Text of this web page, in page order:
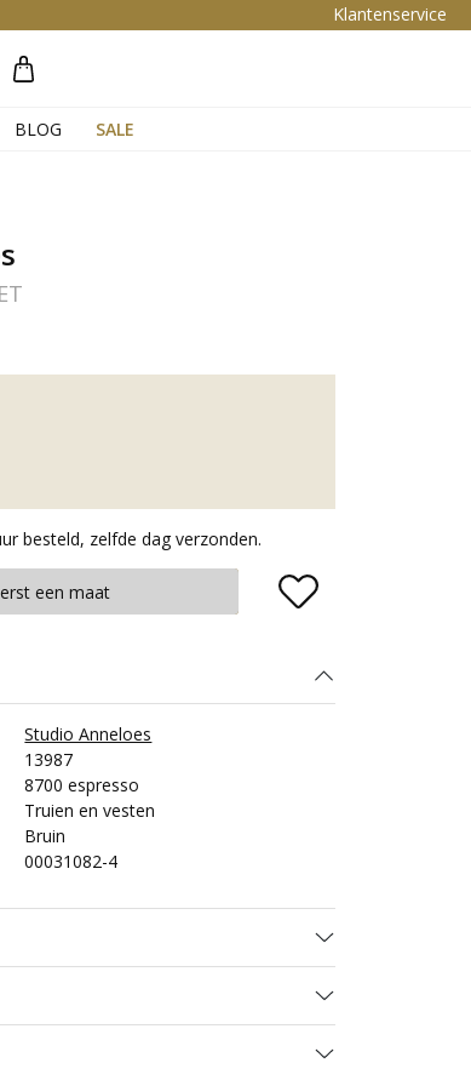
Klantenservice
BLOG SALE
Zoeken
besteld, zelfde dag verzonden.
een maat
Studio Anneloes
13987
8700 espresso
Truien en vesten
Bruin
00031082-4